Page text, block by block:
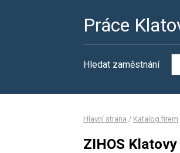
Práce
Hledat zaměstnání
Hlavní strana / Katalog firem
ZIHOS Klatovy